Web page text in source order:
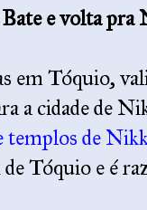
Bate e volta
em Tóquio,
a cidade de
templos de
Tóquio e é